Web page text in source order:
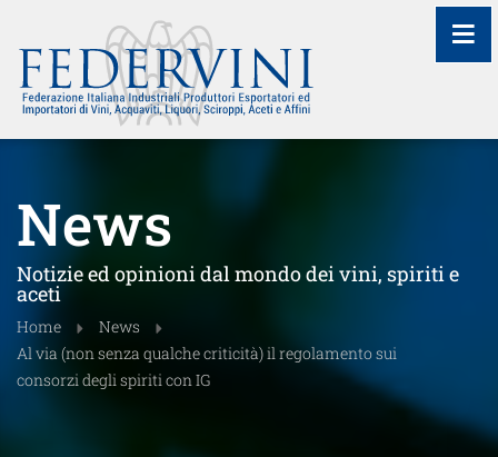
News
Notizie ed opinioni dal mondo dei vini, spiriti e
aceti
Home
News
Al via (non senza qualche criticità) il regolamento sui
consorzi degli spiriti con IG
≡